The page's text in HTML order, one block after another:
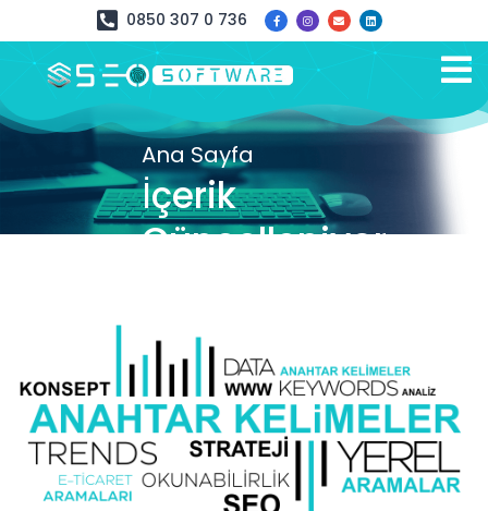
0850 307 0 736
Ana Sayfa
İçerik
Güncelleniyor